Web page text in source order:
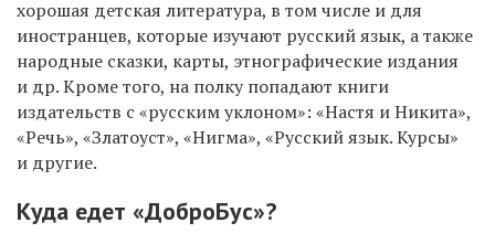
хорошая детская литература, в том числе и для
иностранцев, которые изучают русский язык, а также
народные сказки, карты, этнографические издания
и др. Кроме того, на полку попадают книги
издательств с «русским уклоном»: «Настя и Никита»,
«Речь», «Златоуст», «Нигма», «Русский язык. Курсы»
и другие.
Куда едет «ДоброБус»?